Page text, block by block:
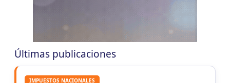
Reg. Unif. Ret. y Perc. Ctes.
Últimas publicaciones
IMPUESTOS NACIONALES